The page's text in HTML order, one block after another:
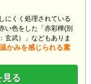
にくく処理されている
い色をした「赤彩樺(別
玄武）」などもありま
かみを感じられる素
見る